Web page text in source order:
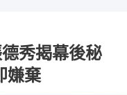
秀揭幕後秘
嫌棄